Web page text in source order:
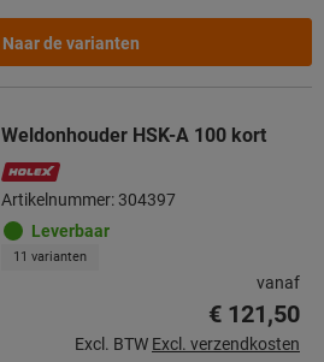
Naar de varianten
Weldonhouder HSK-A 100 kort
Artikelnummer: 304397
Leverbaar
11 varianten
vanaf
€ 121,50
Excl. BTW Excl. verzendkosten